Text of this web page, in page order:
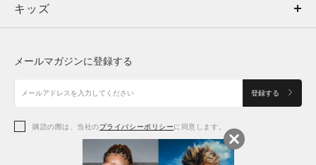
キッズ
アクセサリー
ボトムス
アクセサリー
トップス
シューズ
アクセサリー
キッズ
シューズ
メールマガジンに登録する
登録する
購読の際は、当社のプライバシーポリシーに同意します。